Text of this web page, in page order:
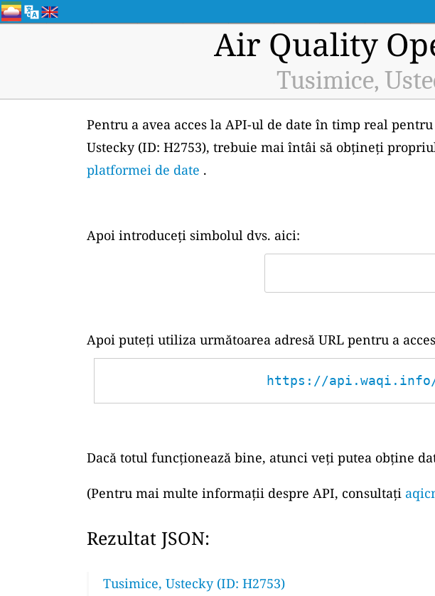
Air Quality
Tusimice,
Pentru a avea acces la API-ul de date în timp real
Ustecky (ID: H2753), trebuie mai întâi să obțineți
platformei de date .
Apoi introduceți simbolul dvs. aici:
Apoi puteți utiliza următoarea adresă URL pentru a
https://api.waqi.info/
Dacă totul funcționează bine, atunci veți putea obține
(Pentru mai multe informații despre API, consultați
Rezultat JSON:
Tusimice, Ustecky (ID: H2753)